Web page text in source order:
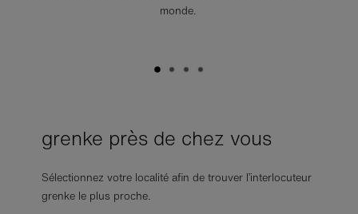
monde.
grenke près de chez vous
Sélectionnez votre localité afin de trouver l’interlocuteur
grenke le plus proche.